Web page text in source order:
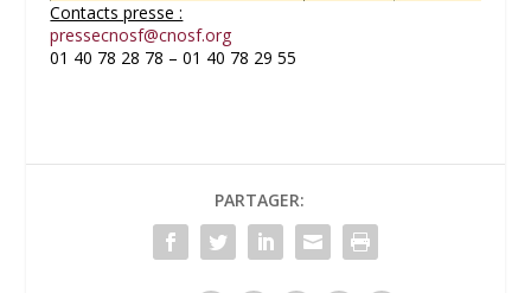
Contacts presse :
pressecnosf@cnosf.org
01 40 78 28 78 – 01 40 78 29 55
PARTAGER: